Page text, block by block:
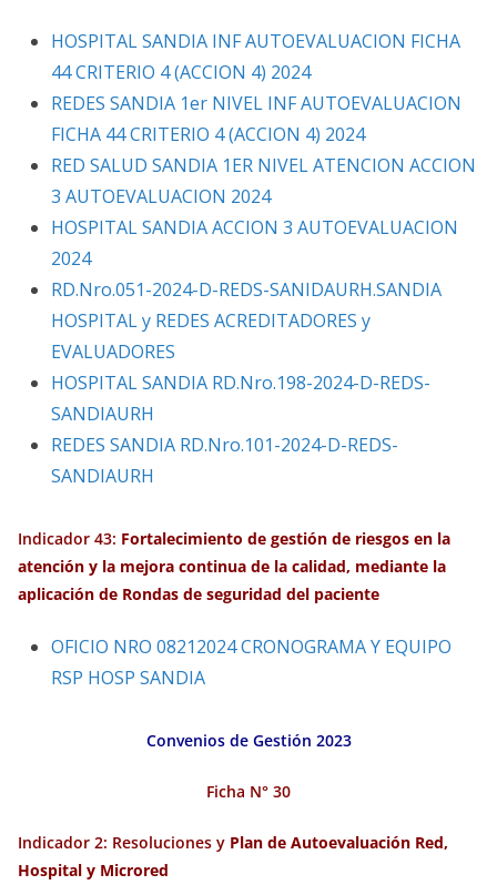
HOSPITAL SANDIA INF AUTOEVALUACION FICHA
44 CRITERIO 4 (ACCION 4) 2024
REDES SANDIA 1er NIVEL INF AUTOEVALUACION
FICHA 44 CRITERIO 4 (ACCION 4) 2024
RED SALUD SANDIA 1ER NIVEL ATENCION ACCION
3 AUTOEVALUACION 2024
HOSPITAL SANDIA ACCION 3 AUTOEVALUACION
2024
RD.Nro.051-2024-D-REDS-SANIDAURH.SANDIA
HOSPITAL y REDES ACREDITADORES y
EVALUADORES
HOSPITAL SANDIA RD.Nro.198-2024-D-REDS-
SANDIAURH
REDES SANDIA RD.Nro.101-2024-D-REDS-
SANDIAURH
Indicador 43: Fortalecimiento de gestión de riesgos en la
atención y la mejora continua de la calidad, mediante la
aplicación de Rondas de seguridad del paciente
OFICIO NRO 08212024 CRONOGRAMA Y EQUIPO
RSP HOSP SANDIA
Convenios de Gestión 2023
Ficha N° 30
Indicador 2: Resoluciones y Plan de Autoevaluación Red,
Hospital y Microred